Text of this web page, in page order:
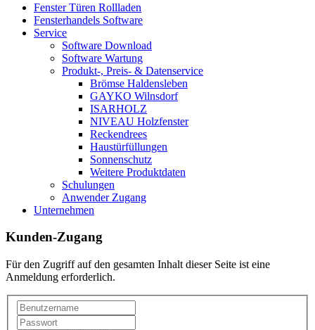
Fenster Türen Rollladen
Fensterhandels Software
Service
Software Download
Software Wartung
Produkt-, Preis- & Datenservice
Brömse Haldensleben
GAYKO Wilnsdorf
ISARHOLZ
NIVEAU Holzfenster
Reckendrees
Haustürfüllungen
Sonnenschutz
Weitere Produktdaten
Schulungen
Anwender Zugang
Unternehmen
Kunden-Zugang
Für den Zugriff auf den gesamten Inhalt dieser Seite ist eine
Anmeldung erforderlich.